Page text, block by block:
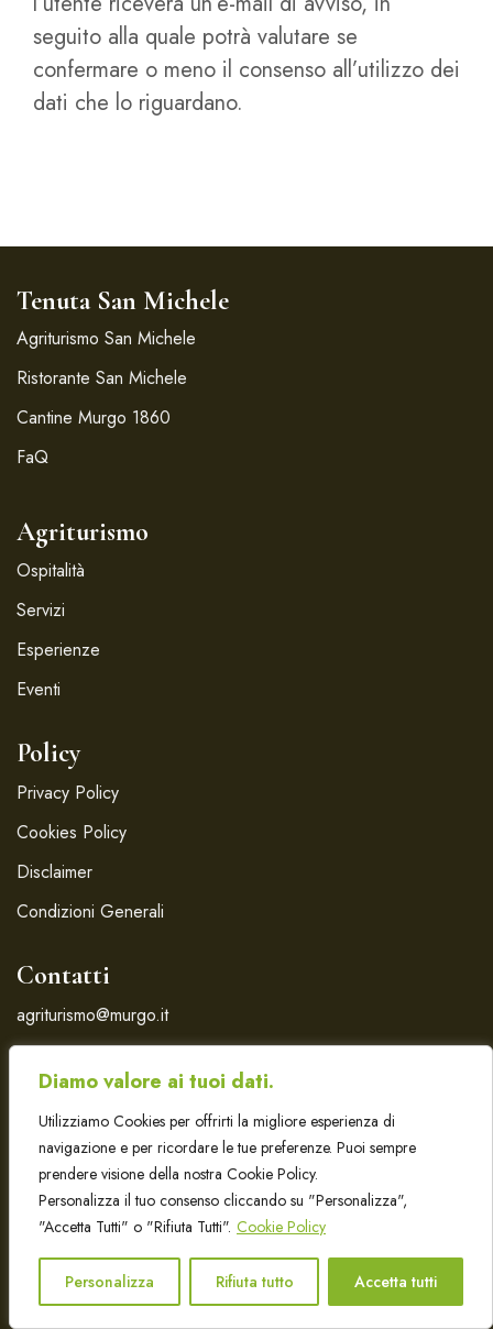
Diamo valore ai tuoi dati.
Utilizziamo Cookies per offrirti la migliore esperienza di
navigazione e per ricordare le tue preferenze. Puoi sempre
prendere visione della nostra Cookie Policy.
Personalizza il tuo consenso cliccando su "Personalizza",
"Accetta Tutti" o "Rifiuta Tutti". Cookie Policy
Personalizza Rifiuta tutto Accetta tutti
seguito alla quale potrà valutare se
confermare o meno il consenso all’utilizzo dei
dati che lo riguardano.
Tenuta San Michele
Agriturismo San Michele
Ristorante San Michele
Cantine Murgo 1860
FaQ
Agriturismo
Ospitalità
Servizi
Esperienze
Eventi
Policy
Privacy Policy
Cookies Policy
Disclaimer
Condizioni Generali
Contatti
agriturismo@murgo.it
T.+39095 95 05 20
Via Zafferana, 13
Santa Venerina - Catania
© 2018-2026 Az. Agr. Emanuele Scammacca del Murgo –
P.IVA.004486650874 | CIR 19087048B502616 – CIN
IT087048B57EULL36I